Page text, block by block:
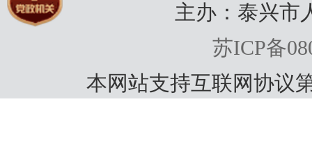
主办：泰兴市
苏ICP备
本网站支持互联网协